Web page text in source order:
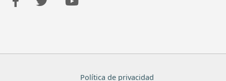
Política de privacidad